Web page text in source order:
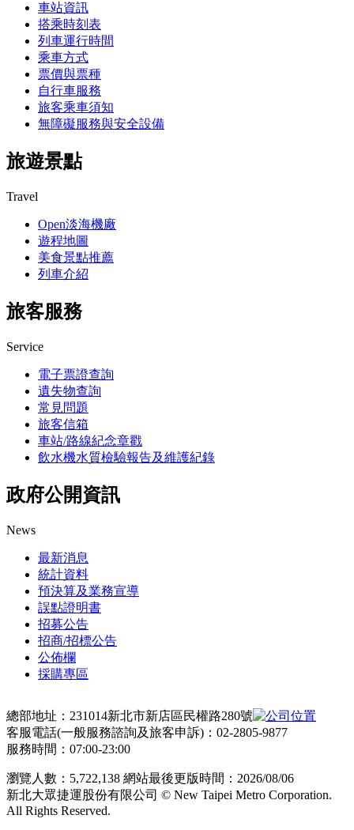
車站資訊
搭乘時刻表
列車運行時間
乘車方式
票價與票種
自行車服務
旅客乘車須知
無障礙服務與安全設備
旅遊景點
Travel
Open淡海機廠
遊程地圖
美食景點推薦
列車介紹
旅客服務
Service
電子票證查詢
遺失物查詢
常見問題
旅客信箱
車站/路線紀念章戳
飲水機水質檢驗報告及維護紀錄
政府公開資訊
News
最新消息
統計資料
預決算及業務宣導
誤點證明書
招募公告
招商/招標公告
公佈欄
採購專區
總部地址：231014新北市新店區民權路280號
客服電話(一般服務諮詢及旅客申訴)：02-2805-9877
服務時間：07:00-23:00
瀏覽人數： 5,722,138 網站最後更版時間： 2026/08/06
新北大眾捷運股份有限公司 © New Taipei Metro Corporation.
All Rights Reserved.